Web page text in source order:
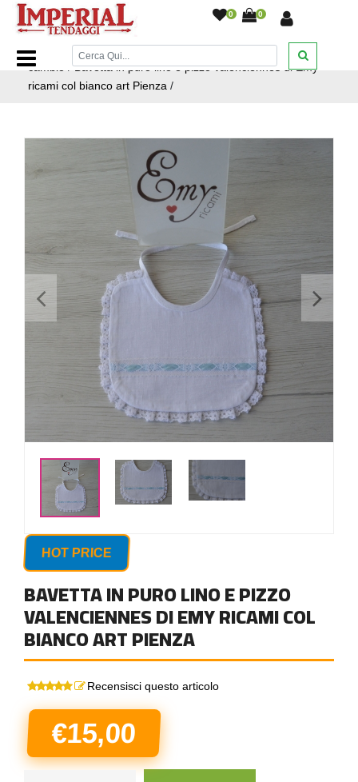
0 0
Home Page/Emy Ricami/Bavette borsa fasciatoio e primo
cambio
/Bavetta in puro lino e pizzo valenciennes di Emy
ricami col bianco art Pienza /
< >
HOT PRICE
BAVETTA IN PURO LINO E PIZZO
VALENCIENNES DI EMY RICAMI COL
BIANCO ART PIENZA
Recensisci questo articolo
€15,00